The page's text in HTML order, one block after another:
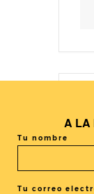
A LA
Tu nombre
Tu correo